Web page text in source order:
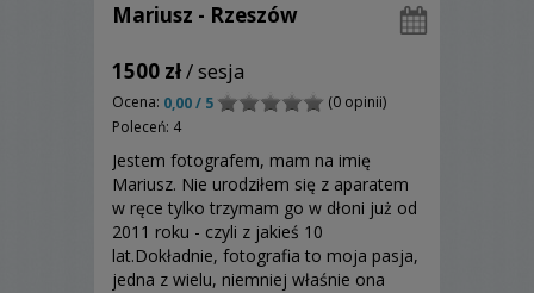
Mariusz - Rzeszów
1500 zł/ sesja
Ocena: 0,00 / 5
(0 opinii)
Poleceń: 4
Jestem fotografem, mam na imię
Mariusz. Nie urodziłem się z aparatem
w ręce tylko trzymam go w dłoni już od
2011 roku - czyli z jakieś 10
lat.Dokładnie, fotografia to moja pasja,
jedna z wielu, niemniej właśnie ona